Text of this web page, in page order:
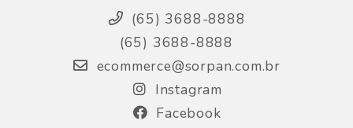
(65) 3688-8888
(65) 3688-8888
ecommerce@sorpan.com.br
Instagram
Facebook